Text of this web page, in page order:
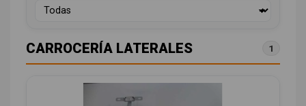
CARROCERÍA LATERALES 1